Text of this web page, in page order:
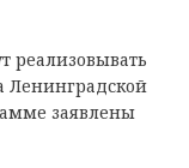
реализовывать
Ленинградской
заявлены